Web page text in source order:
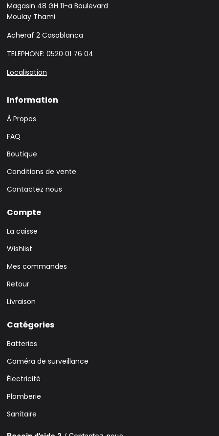
Magasin 48 GH 11-a Boulevard
Moulay Thami
Acheraf 2 Casablanca
TELEPHONE: 0520 01 76 04
Localisation
Information
À Propos
FAQ
Boutique
Conditions de vente
Contactez nous
Compte
La caisse
Wishlist
Mes commandes
Retour
Livraison
Catégories
Batteries
Caméra de surveillance
Électricité
Plomberie
Sanitaire